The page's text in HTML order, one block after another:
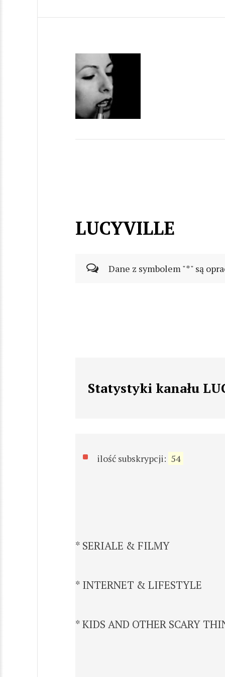
LUCYVILLE
Dane z symbolem "*" są
Statystyki kanału
ilość subskrypcji: 54
* SERIALE & FILMY
* INTERNET & LIFESTYLE
* KIDS AND OTHER SCARY